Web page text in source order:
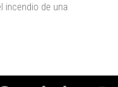
incendio de una